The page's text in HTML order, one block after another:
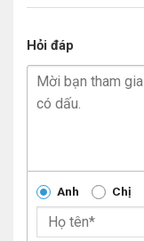
Hỏi đáp
Anh Chị